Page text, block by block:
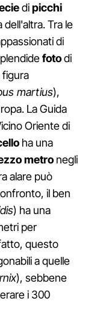
dipicchi
dell'altra. Tra le
di
fotodi
martius),
La Guida
Oriente di
ha una
metro negli
alare può
il ben
) ha una
per
questo
a quelle
), sebbene
i 300